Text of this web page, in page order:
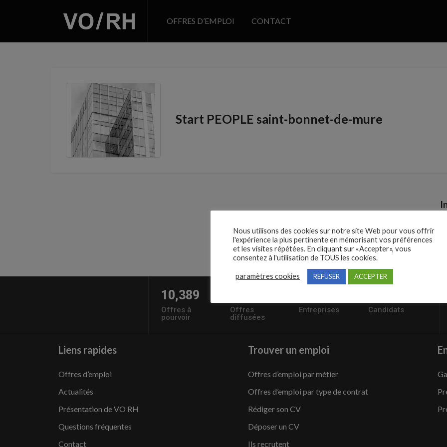
OFFRES D’EMPLOI CONTACT
Start PEOPLE saint-bonnet-de-mure
10,389
Offres à
pourvoir
Offres
diffusées
Entreprises Candidats
Liens rapides
Offres d’emploi
Actualités
Présentation de VO RH
Questions fréquentes
Contact
Trouver un emploi
Offres d’emploi par métier
Offres d’emploi par type de contrat
Rédiger son CV
Déposer un CV
Ils recrutent
Nous utilisons des cookies sur notre site Web pour vous offrir
l'expérience la plus pertinente en mémorisant vos préférences
et les visites répétées. En cliquant sur «Accepter», vous
consentez à l'utilisation de TOUS les cookies.
paramètres cookies REFUSER ACCEPTER